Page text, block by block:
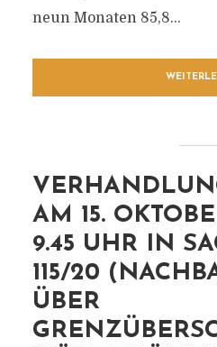
neun Monaten 85,8...
AM 15.
9.45 UHR IN
115/20
ÜBER